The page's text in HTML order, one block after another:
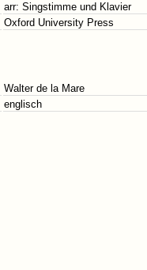
arr: Singstimme und Klavier
Oxford University Press
Walter de la Mare
englisch